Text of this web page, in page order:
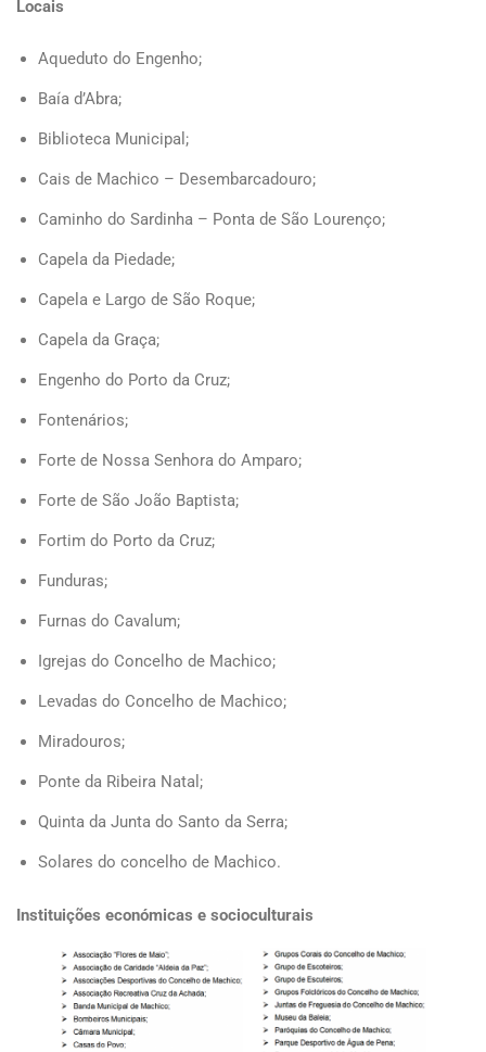
Locais
Aqueduto do Engenho;
Baía d’Abra;
Biblioteca Municipal;
Cais de Machico – Desembarcadouro;
Caminho do Sardinha – Ponta de São Lourenço;
Capela da Piedade;
Capela e Largo de São Roque;
Capela da Graça;
Engenho do Porto da Cruz;
Fontenários;
Forte de Nossa Senhora do Amparo;
Forte de São João Baptista;
Fortim do Porto da Cruz;
Funduras;
Furnas do Cavalum;
Igrejas do Concelho de Machico;
Levadas do Concelho de Machico;
Miradouros;
Ponte da Ribeira Natal;
Quinta da Junta do Santo da Serra;
Solares do concelho de Machico.
Instituições económicas e socioculturais